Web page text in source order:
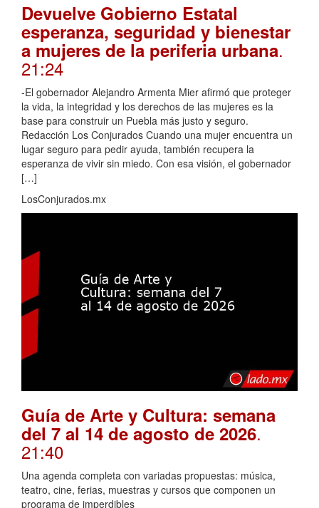
Devuelve Gobierno Estatal
esperanza, seguridad y bienestar
a mujeres de la periferia urbana.
21:24
-El gobernador Alejandro Armenta Mier afirmó que proteger
la vida, la integridad y los derechos de las mujeres es la
base para construir un Puebla más justo y seguro.
Redacción Los Conjurados Cuando una mujer encuentra un
lugar seguro para pedir ayuda, también recupera la
esperanza de vivir sin miedo. Con esa visión, el gobernador
[…]
LosConjurados.mx
Guía de Arte y Cultura: semana
del 7 al 14 de agosto de 2026.
21:40
Una agenda completa con variadas propuestas: música,
teatro, cine, ferias, muestras y cursos que componen un
programa de imperdibles